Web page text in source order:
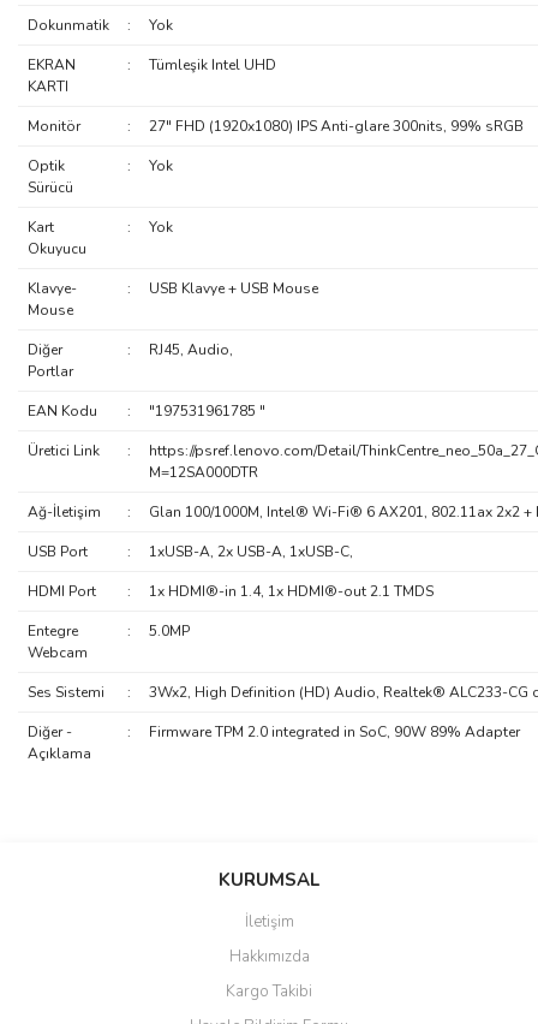
Dokunmatik : Yok
EKRAN
KARTI
: Tümleşik Intel UHD
Monitör : 27" FHD (1920x1080) IPS Anti-glare 300nits, 99% sRGB
Optik
Sürücü
: Yok
Kart
Okuyucu
: Yok
Klavye-
Mouse
: USB Klavye + USB Mouse
Diğer
Portlar
: RJ45, Audio,
EAN Kodu : "197531961785 "
Üretici Link :
https://psref.lenovo.com/Detail/
M=12SA000DTR
Ağ-İletişim : Glan 100/1000M, Intel® Wi-Fi® 6 AX201, 802.11ax 2x2 +
USB Port : 1xUSB-A, 2x USB-A, 1xUSB-C,
HDMI Port : 1x HDMI®-in 1.4, 1x HDMI®-out 2.1 TMDS
Entegre
Webcam
: 5.0MP
Ses Sistemi : 3Wx2, High Definition (HD) Audio, Realtek® ALC233-CG
Diğer -
Açıklama
: Firmware TPM 2.0 integrated in SoC, 90W 89% Adapter
Bu ürüne ilk yorumu siz yapın!
güzel paketlenmiş ama yanında
ile 24 izlenmektedir diye küçük
KURUMSAL
İletişim
Hakkımızda
Kargo Takibi